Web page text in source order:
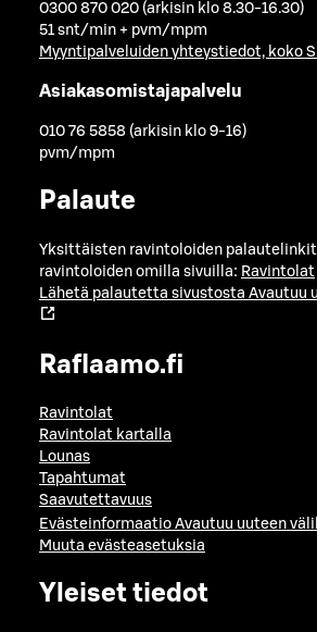
0300 870 020 (arkisin klo 8.30-16.30)
51 snt/min + pvm/mpm
Myyntipalveluiden yhteystiedot, koko
Asiakasomistajapalvelu
010 76 5858 (arkisin klo 9-16)
pvm/mpm
Palaute
Yksittäisten ravintoloiden
ravintoloiden omilla sivuilla: Ravintolat
Lähetä palautetta sivustosta Avautuu
Raflaamo.fi
Ravintolat
Ravintolat kartalla
Lounas
Tapahtumat
Saavutettavuus
Evästeinformaatio Avautuu uuteen
Muuta evästeasetuksia
Yleiset tiedot